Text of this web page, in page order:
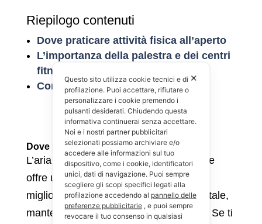
Riepilogo contenuti
Dove praticare attività fisica all’aperto
L’importanza della palestra e dei centri
fitness
Conclusione
Dove praticare attività fisica all’aperto
L’aria aperta è una palestra naturale che
offre una varietà di scenari dove puoi
migliorare il tuo benessere fisico e mentale,
mantenendo sotto controllo la glicemia. Se ti
✕
Questo sito utilizza cookie tecnici e di
profilazione. Puoi accettare, rifiutare o
personalizzare i cookie premendo i
pulsanti desiderati. Chiudendo questa
informativa continuerai senza accettare.
Noi e i nostri partner pubblicitari
selezionati possiamo archiviare e/o
accedere alle informazioni sul tuo
dispositivo, come i cookie, identificatori
unici, dati di navigazione. Puoi sempre
scegliere gli scopi specifici legati alla
profilazione accedendo al pannello delle
preferenze pubblicitarie, e puoi sempre
revocare il tuo consenso in qualsiasi